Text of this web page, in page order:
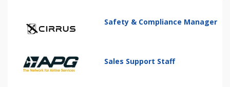
Safety & Compliance Manager
Sales Support Staff